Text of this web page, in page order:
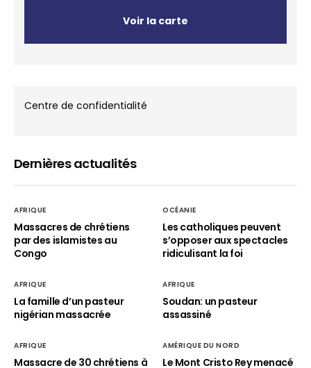
Voir la carte
Centre de confidentialité
Dernières actualités
AFRIQUE
Massacres de chrétiens
par des islamistes au
Congo
OCÉANIE
Les catholiques peuvent
s’opposer aux spectacles
ridiculisant la foi
AFRIQUE
La famille d’un pasteur
nigérian massacrée
AFRIQUE
Soudan: un pasteur
assassiné
AFRIQUE
Massacre de 30 chrétiens à
AMÉRIQUE DU NORD
Le Mont Cristo Rey menacé